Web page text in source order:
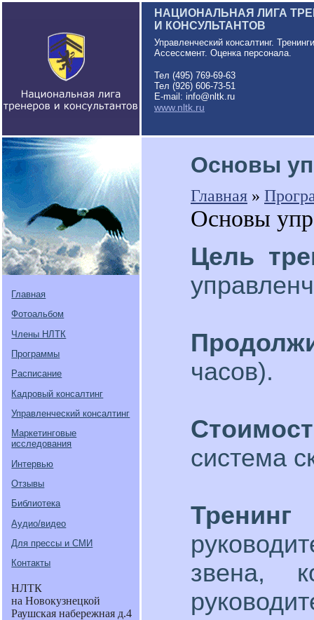
НАЦИОНАЛЬНАЯ ЛИГА
И КОНСУЛЬТАНТОВ
Управленческий консалтинг.
Ассессмент. Оценка персонала.
Тел (495) 769-69-63
Тел (926) 606-73-51
E-mail: info@nltk.ru
www.nltk.ru
Главная
Фотоальбом
Члены НЛТК
Программы
Расписание
Кадровый консалтинг
Управленческий консалтинг
Маркетинговые
исследования
Интервью
Отзывы
Библиотека
Аудио/видео
Для прессы и СМИ
Контакты
НЛТК
на Новокузнецкой
Раушская набережная д.4
Основы
Главная »
Основы
Цель
часов).
система
звена,